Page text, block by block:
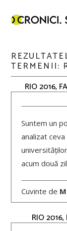
TERMENII:
RIO 2016,
Suntem un
analizat
acum două
Cuvinte de
RIO